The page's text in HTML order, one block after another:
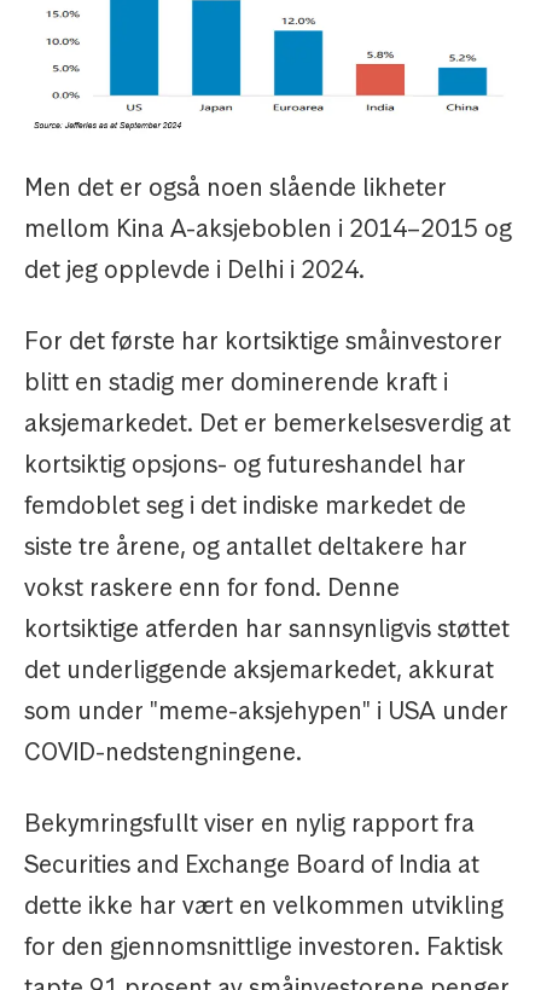
Men det er også noen slående likheter
mellom Kina A-aksjeboblen i 2014–2015 og
det jeg opplevde i Delhi i 2024.
For det første har kortsiktige småinvestorer
blitt en stadig mer dominerende kraft i
aksjemarkedet. Det er bemerkelsesverdig at
kortsiktig opsjons- og futureshandel har
femdoblet seg i det indiske markedet de
siste tre årene, og antallet deltakere har
vokst raskere enn for fond. Denne
kortsiktige atferden har sannsynligvis støttet
det underliggende aksjemarkedet, akkurat
som under "meme-aksjehypen" i USA under
COVID-nedstengningene.
Bekymringsfullt viser en nylig rapport fra
Securities and Exchange Board of India at
dette ikke har vært en velkommen utvikling
for den gjennomsnittlige investoren. Faktisk